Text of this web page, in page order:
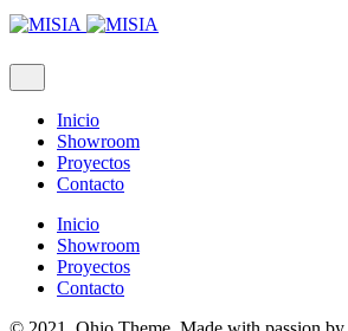
Inicio
Showroom
Proyectos
Contacto
Inicio
Showroom
Proyectos
Contacto